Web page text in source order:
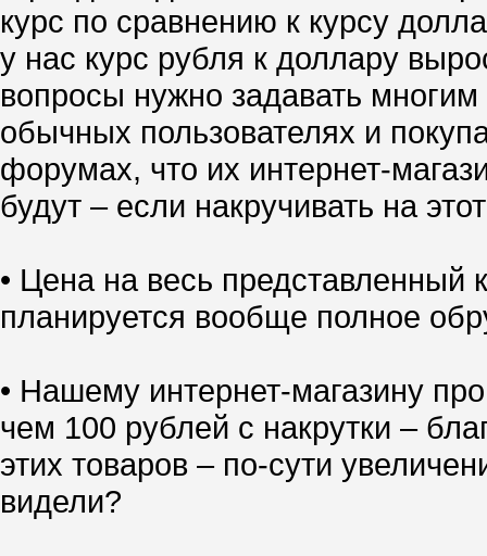
курс по сравнению к курсу
у нас курс рубля к доллару
вопросы нужно задавать
обычных пользователях и
форумах, что их интернет-
будут – если накручивать на
• Цена на весь
планируется вообще полное
• Нашему интернет-магазину
чем 100 рублей с накрутки –
этих товаров – по-сути
видели?